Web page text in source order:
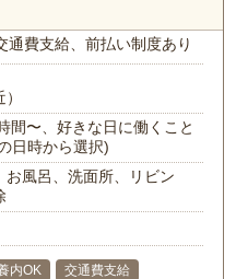
通費支給、前払い制度あり
間〜、好きな日に働くこと
日時から選択)
お風呂、洗面所、リビン
内OK
交通費支給